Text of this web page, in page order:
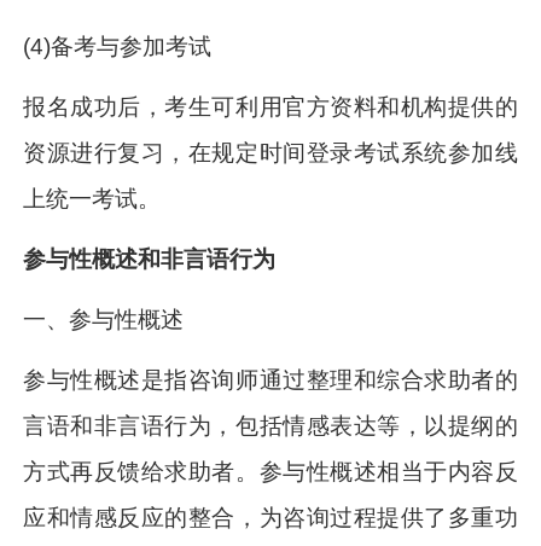
(4)备考与参加考试
报名成功后，考生可利用官方资料和机构提供的
资源进行复习，在规定时间登录考试系统参加线
上统一考试。
参与性概述和非言语行为
一、参与性概述
参与性概述是指咨询师通过整理和综合求助者的
言语和非言语行为，包括情感表达等，以提纲的
方式再反馈给求助者。参与性概述相当于内容反
应和情感反应的整合，为咨询过程提供了多重功